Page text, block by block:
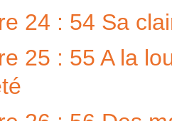
24 : 54 Sa
25 : 55 A la